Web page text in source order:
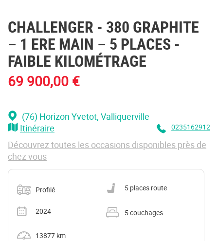
CHALLENGER - 380 GRAPHITE
– 1 ERE MAIN – 5 PLACES -
FAIBLE KILOMÉTRAGE
69 900,00 €
(76) Horizon Yvetot , Valliquerville
Itinéraire
0235162912
Découvrez toutes les occasions disponibles près de
chez vous
Catégorie
Profilé
Nombre de places carte grise
5 places route
Année
2024
Nombre de couchages
5 couchages
13877 km